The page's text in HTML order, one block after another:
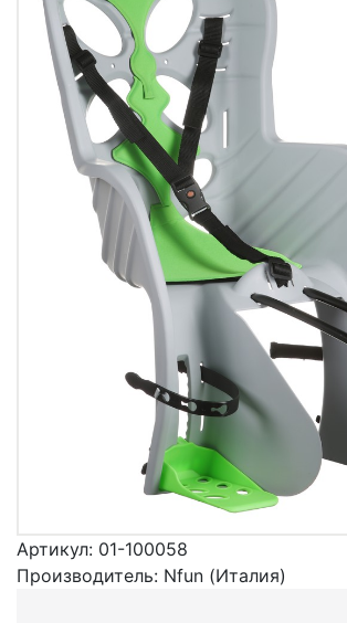
Артикул: 01-100058
Производитель: Nfun (Италия)